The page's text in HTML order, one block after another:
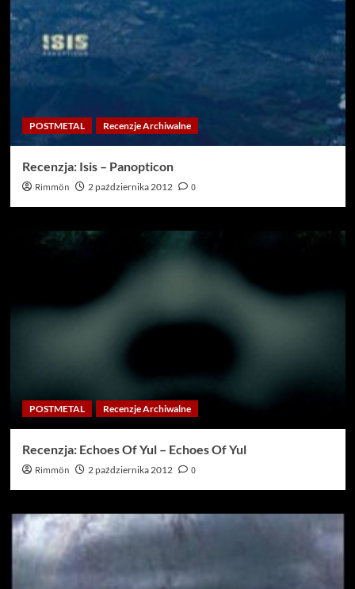
POSTMETAL Recenzje Archiwalne
Recenzja: Isis – Panopticon
Rimmön 2 października 2012 0
POSTMETAL Recenzje Archiwalne
Recenzja: Echoes Of Yul – Echoes Of Yul
Rimmön 2 października 2012 0